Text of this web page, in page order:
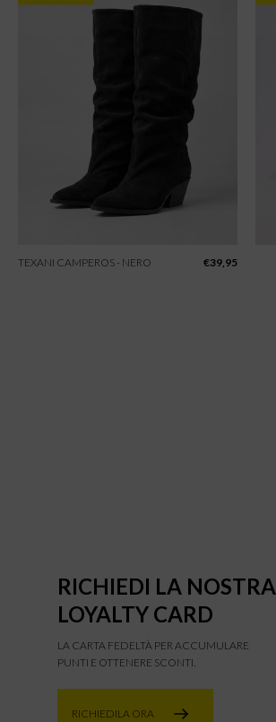
TEXANI CAMPEROS - NERO €39,95
RICHIEDI LA NOSTRA
LOYALTY CARD
LA CARTA FEDELTÀ PER ACCUMULARE
PUNTI E OTTENERE SCONTI.
RICHIEDILA ORA